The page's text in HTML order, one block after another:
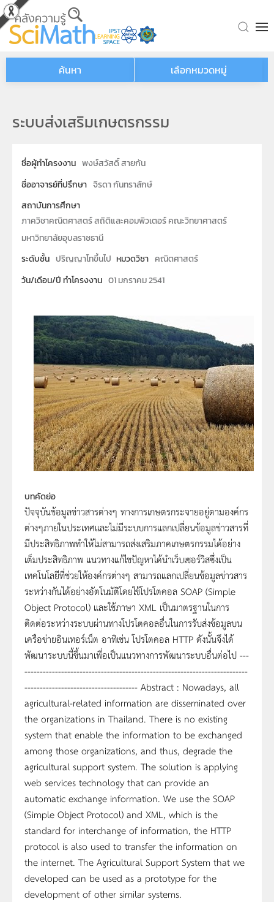
Skip to main content
ค้นหา เลือกหมวดหมู่
ระบบส่งเสริมเกษตรกรรม
ชื่อผู้ทำโครงงาน พงษ์สวัสดิ์ สายกัน
ชื่ออาจารย์ที่ปรึกษา จิรดา กันทราลักษ์
สถาบันการศึกษา
ภาควิชาคณิตศาสตร์ สถิติและคอมพิวเตอร์ คณะวิทยาศาสตร์
มหาวิทยาลัยอุบลราชธานี
ระดับชั้น ปริญญาโทขึ้นไป หมวดวิชา คณิตศาสตร์
วัน/เดือน/ปี ทำโครงงาน 01 มกราคม 2541
บทคัดย่อ
ปัจจุบันข้อมูลข่าวสารต่างๆ ทางการเกษตรกระจายอยู่ตามองค์กร
ต่างๆภายในประเทศและไม่มีระบบการแลกเปลี่ยนข้อมูลข่าวสารที่
มีประสิทธิภาพทำให้ไม่สามารถส่งเสริมภาคเกษตรกรรมได้อย่าง
เต็มประสิทธิภาพ แนวทางแก้ไขปัญหาได้นำเว็บเซอร์วิสซึ่งเป็น
เทคโนโลยีที่ช่วยให้องค์กรต่างๆ สามารถแลกเปลี่ยนข้อมูลข่าวสาร
ระหว่างกันได้อย่างอัตโนมัติโดยใช้โปรโตคอล SOAP (Simple
Object Protocol) และใช้ภาษา XML เป็นมาตรฐานในการ
ติดต่อระหว่างระบบผ่านทางโปรโตคอลอื่นในการรับส่งข้อมูลบน
เครือข่ายอินเทอร์เน็ต อาทิเช่น โปรโตคอล HTTP ดังนั้นจึงได้
พัฒนาระบบนี้ขึ้นมาเพื่อเป็นแนวทางการพัฒนาระบบอื่นต่อไป ---
-------------------------------------------------------------------------
------------------------------------- Abstract : Nowadays, all
agricultural-related information are disseminated over
the organizations in Thailand. There is no existing
system that enable the information to be exchanged
among those organizations, and thus, degrade the
agricultural support system. The solution is applying
web services technology that can provide an
automatic exchange information. We use the SOAP
(Simple Object Protocol) and XML, which is the
standard for interchange of information, the HTTP
protocol is also used to transfer the information on
the internet. The Agricultural Support System that we
developed can be used as a prototype for the
development of other similar systems.